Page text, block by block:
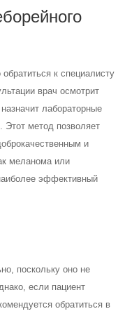
к специалисту
врач осмотрит
лабораторные
Этот метод позволяет
и
меланома или
эффективный
поскольку оно не
если пациент
обратиться в